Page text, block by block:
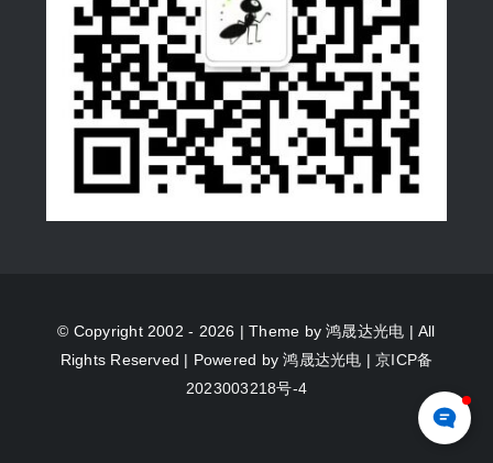
© Copyright 2002 - 2026 | Theme by鸿晟达光电 | All
Rights Reserved | Powered by鸿晟达光电 |京ICP备
2023003218号-4